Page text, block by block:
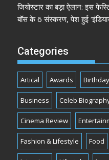
जियोस्टार का बड़ा ऐलान: इस
बॉस के 6 संस्करण, पेश हुई
Categories
Artical Awards Birthday
Business Celeb
Cinema Review
Fashion & Lifestyle Food